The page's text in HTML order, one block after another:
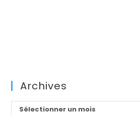
Archives
Archives
Sélectionner un mois